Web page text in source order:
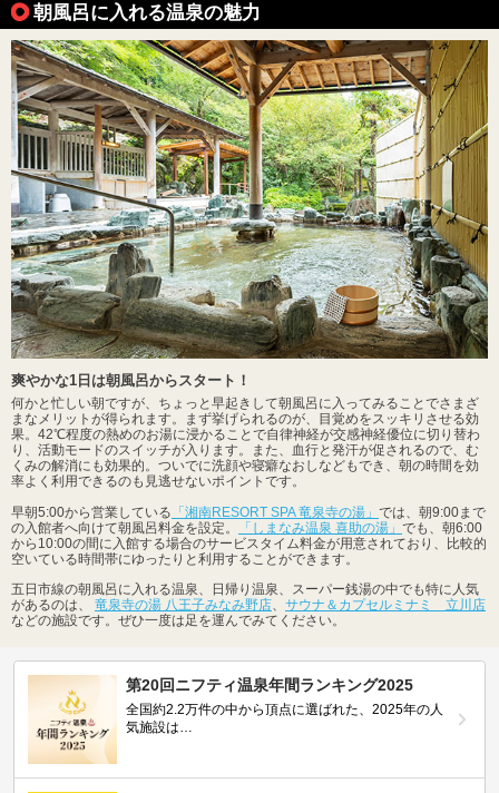
朝風呂に入れる温泉の魅力
爽やかな1日は朝風呂からスタート！
何かと忙しい朝ですが、ちょっと早起きして朝風呂に入ってみることでさまざ
まなメリットが得られます。まず挙げられるのが、目覚めをスッキリさせる効
果。42℃程度の熱めのお湯に浸かることで自律神経が交感神経優位に切り替わ
り、活動モードのスイッチが入ります。また、血行と発汗が促されるので、む
くみの解消にも効果的。ついでに洗顔や寝癖なおしなどもでき、朝の時間を効
率よく利用できるのも見逃せないポイントです。
早朝5:00から営業している 「湘南RESORT SPA 竜泉寺の湯」 では、朝9:00まで
の入館者へ向けて朝風呂料金を設定。
「しまなみ温泉 喜助の湯」 でも、朝6:00
から10:00の間に入館する場合のサービスタイム料金が用意されており、比較的
空いている時間帯にゆったりと利用することができます。
五日市線の朝風呂に入れる温泉、日帰り温泉、スーパー銭湯の中でも特に人気
があるのは、 竜泉寺の湯 八王子みなみ野店
サウナ＆カプセルミナミ 立川店
などの施設です。ぜひ一度は足を運んでみてください。
第20回ニフティ温泉年間ランキング2025
全国約2.2万件の中から頂点に選ばれた、2025年の人
気施設は…